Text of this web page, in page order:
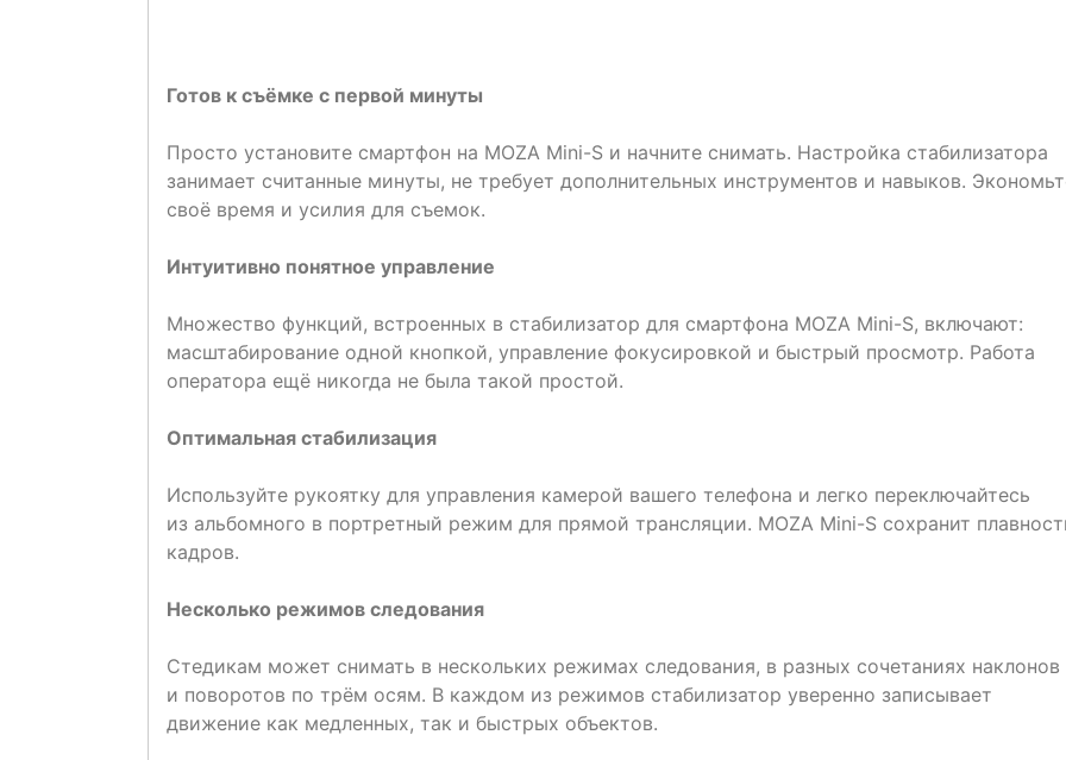
Готов к съёмке с первой минуты
Просто установите смартфон на MOZA Mini-S и начните снимать. Настройка стабилизатора
занимает считанные минуты, не требует дополнительных инструментов и навыков.
своё время и усилия для съемок.
Интуитивно понятное управление
Множество функций, встроенных в стабилизатор для смартфона MOZA Mini-S, включают:
масштабирование одной кнопкой, управление фокусировкой и быстрый просмотр. Работа
оператора ещё никогда не была такой простой.
Оптимальная стабилизация
Используйте рукоятку для управления камерой вашего телефона и легко переключайтесь
из альбомного в портретный режим для прямой трансляции. MOZA Mini-S сохранит
кадров.
Несколько режимов следования
Стедикам может снимать в нескольких режимах следования, в разных сочетаниях наклонов
и поворотов по трём осям. В каждом из режимов стабилизатор уверенно записывает
движение как медленных, так и быстрых объектов.